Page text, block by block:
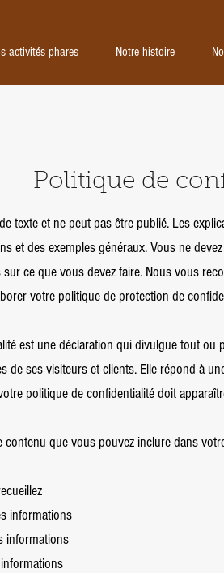
activités phares Notre histoire
Politique de
texte et ne peut pas être publié. Les
et des exemples généraux. Vous ne
ce que vous devez faire. Nous vous
votre politique de protection de
est une déclaration qui divulgue tout
de ses visiteurs et clients. Elle répond à
politique de confidentialité doit
contenu que vous pouvez inclure dans
informations
informations
Nos activités phares